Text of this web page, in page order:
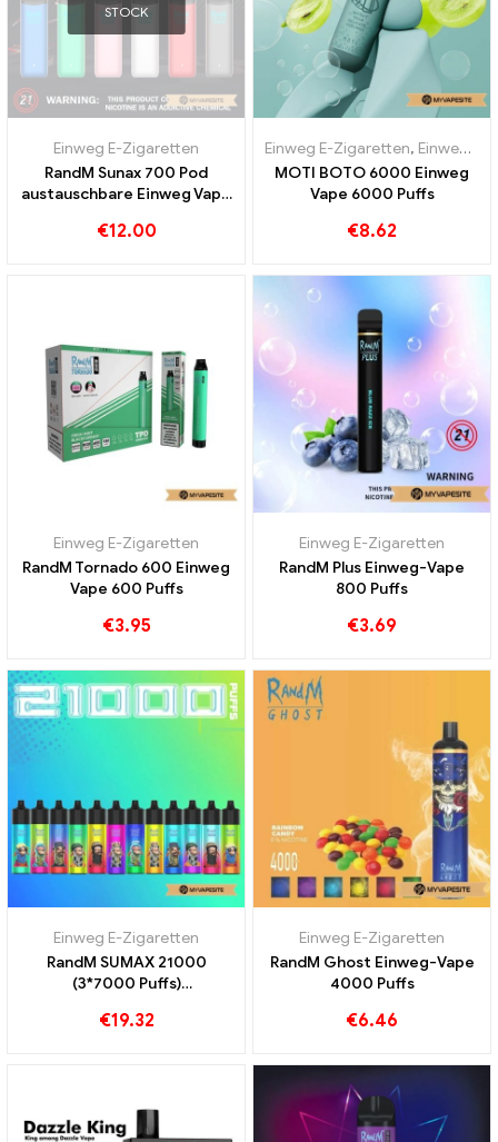
STOCK
Einweg E-Zigaretten
RandM Sunax 700 Pod
austauschbare Einweg Vape
€12.00
Einweg E-Zigaretten, Einweg-E-Zigaretten Portugal
MOTI BOTO 6000 Einweg
Vape 6000 Puffs
€8.62
Einweg E-Zigaretten
RandM Tornado 600 Einweg
Vape 600 Puffs
€3.95
Einweg E-Zigaretten
RandM Plus Einweg-Vape
800 Puffs
€3.69
Einweg E-Zigaretten
RandM SUMAX 21000
(3*7000 Puffs)
Kapazität Einweg Vape
€19.32
Einweg E-Zigaretten
RandM Ghost Einweg-Vape
4000 Puffs
€6.46